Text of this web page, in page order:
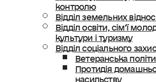
контролю
Відділ земельних
Відділ освіти, сімʼї
культури і туризму
Відділ соціального
Ветеранська
Протидія
насильству